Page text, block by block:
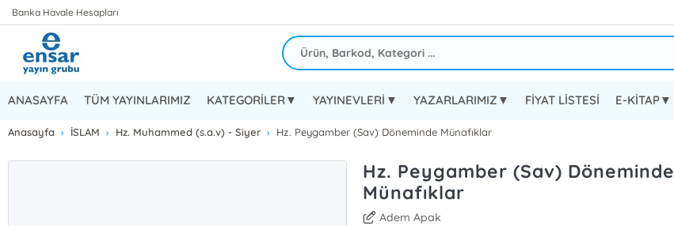
Banka Havale Hesapları
ANASAYFA TÜM YAYINLARIMIZ KATEGORİLER▼ YAYINEVLERİ▼ YAZARLARIMIZ▼ FİYAT LİSTESİ E-KİTAP▼
Anasayfa İSLAM Hz. Muhammed (s.a.v) - Siyer Hz. Peygamber (Sav) Döneminde Münafıklar
Hz. Peygamber (Sav) Döneminde
Münafıklar
Adem Apak